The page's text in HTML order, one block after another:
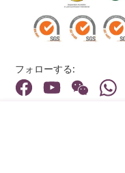
フォローする: